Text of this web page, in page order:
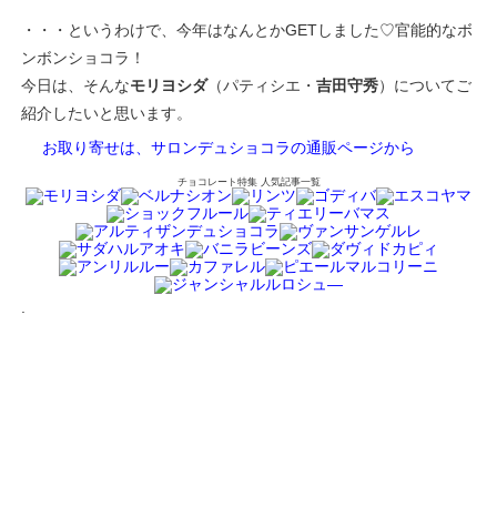
・・・というわけで、今年はなんとかGETしました♡官能的なボ
ンボンショコラ！
今日は、そんなモリヨシダ（パティシエ・吉田守秀）についてご
紹介したいと思います。
お取り寄せは、サロンデュショコラの通販ページから
チョコレート特集 人気記事一覧